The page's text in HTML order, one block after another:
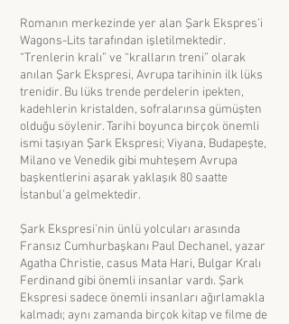
Romanın merkezinde yer alan Şark Ekspres’i
Wagons-Lits tarafından işletilmektedir.
“Trenlerin kralı” ve “kralların treni” olarak
anılan Şark Ekspresi, Avrupa tarihinin ilk lüks
trenidir. Bu lüks trende perdelerin ipekten,
kadehlerin kristalden, sofralarınsa gümüşten
olduğu söylenir. Tarihi boyunca birçok önemli
ismi taşıyan Şark Ekspresi; Viyana, Budapeşte,
Milano ve Venedik gibi muhteşem Avrupa
başkentlerini aşarak yaklaşık 80 saatte
İstanbul’a gelmektedir.
Şark Ekspresi’nin ünlü yolcuları arasında
Fransız Cumhurbaşkanı Paul Dechanel, yazar
Agatha Christie, casus Mata Hari, Bulgar Kralı
Ferdinand gibi önemli insanlar vardı. Şark
Ekspresi sadece önemli insanları ağırlamakla
kalmadı; aynı zamanda birçok kitap ve filme de